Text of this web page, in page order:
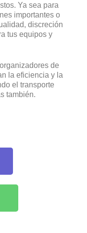
Ya sea para
importantes o
discreción
tus equipos y
de
la eficiencia y la
el transporte
también.